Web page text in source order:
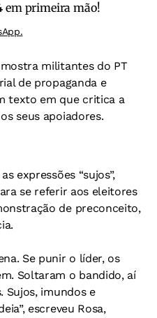
em primeira mão!
militantes do PT
de propaganda e
texto em que critica a
seus apoiadores.
expressões “sujos”,
se referir aos eleitores
de preconceito,
Se punir o líder, os
Soltaram o bandido, aí
Sujos, imundos e
escreveu Rosa,